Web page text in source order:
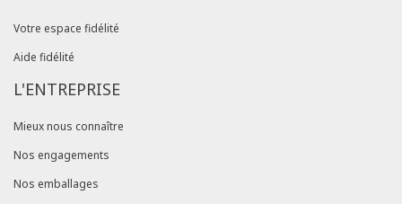
Votre espace fidélité
Aide fidélité
L'ENTREPRISE
Mieux nous connaître
Nos engagements
Nos emballages